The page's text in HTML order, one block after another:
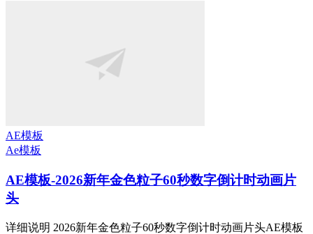
AE模板
Ae模板
AE模板-2026新年金色粒子60秒数字倒计时动画片
头
详细说明 2026新年金色粒子60秒数字倒计时动画片头AE模板